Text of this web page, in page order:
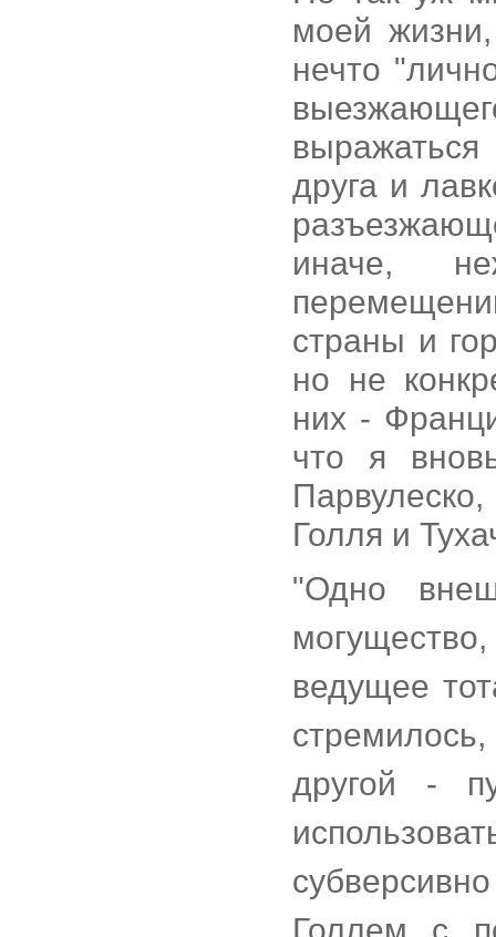
моей
нечто
друга и
иначе,
страны и
но не
них -
что я
Голля и
"Одно
ведущее
другой -